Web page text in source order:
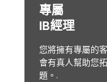
專屬
IB經理
您將擁有專屬的
會有真人幫助您
題。.